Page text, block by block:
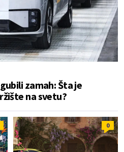
zamah: Šta je
na svetu?
0